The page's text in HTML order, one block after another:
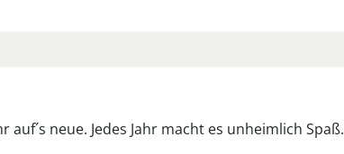
auf´s neue. Jedes Jahr macht es unheimlich Spaß.